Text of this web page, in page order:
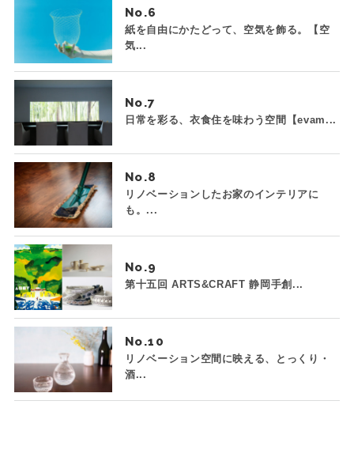
No.
紙を自由にかたどって、空気を飾る。【空
気...
No.
日常を彩る、衣食住を味わう空間【evam...
No.
リノベーションしたお家のインテリアに
も。...
No.
第十五回 ARTS&CRAFT 静岡手創...
No.
リノベーション空間に映える、とっくり・
酒...